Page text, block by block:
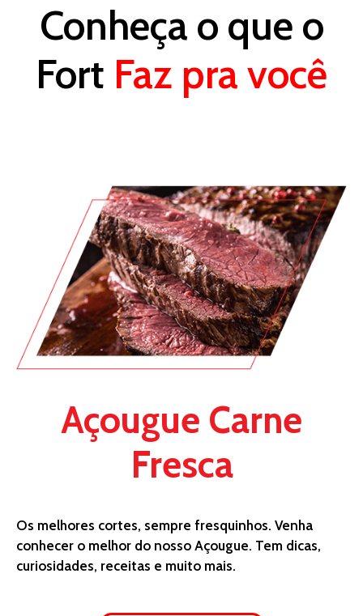
Conheça o que o
Fort Faz pra você
Açougue Carne
Fresca
Os melhores cortes, sempre fresquinhos. Venha
conhecer o melhor do nosso Açougue. Tem dicas,
curiosidades, receitas e muito mais.